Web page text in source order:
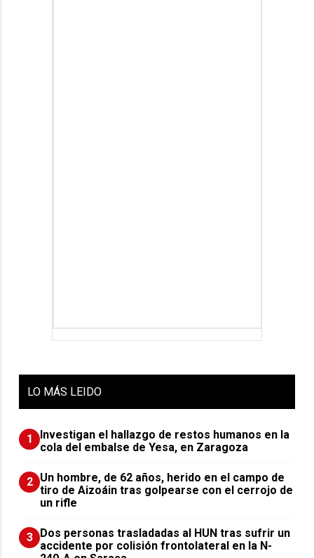
LO MÁS LEIDO
1
Investigan el hallazgo de restos humanos en la
cola del embalse de Yesa, en Zaragoza
2 Un hombre, de 62 años, herido en el campo de
tiro de Aizoáin tras golpearse con el cerrojo de
un rifle
3 ​Dos personas trasladadas al HUN tras sufrir un
accidente por colisión frontolateral en la N-